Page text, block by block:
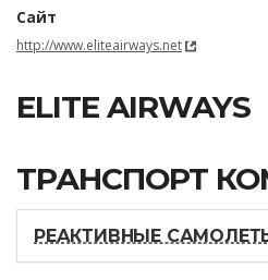
Сайт
http://www.eliteairways.net
ELITE AIRWAYS
ТРАНСПОРТ
РЕАКТИВНЫЕ